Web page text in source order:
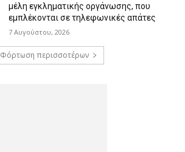
μέλη εγκληματικής οργάνωσης, που
εμπλέκονται σε τηλεφωνικές απάτες
7 Αυγούστου, 2026
Φόρτωση περισσοτέρων